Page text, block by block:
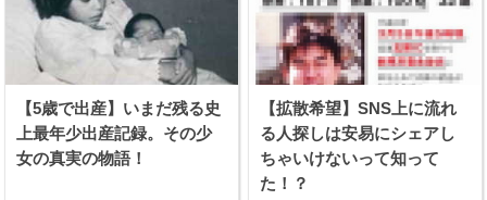
【5歳で出産】いまだ残る史
上最年少出産記録。その少
女の真実の物語！
【拡散希望】SNS上に流れ
る人探しは安易にシェアし
ちゃいけないって知って
た！？